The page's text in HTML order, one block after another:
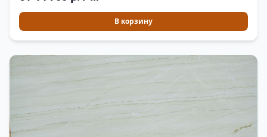
В корзину